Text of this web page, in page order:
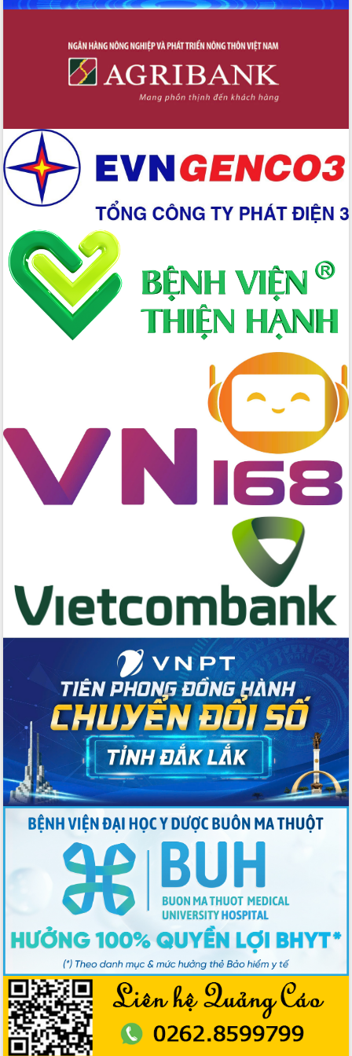
2026-2031
hội và đại biểu HĐND các cấp diễn ra
an toàn, hiệu quả, đúng quy định
Thủ tướng Chính phủ Phạm Minh Chính
kiểm tra, chỉ đạo hoàn thành các dự
án cao tốc và thăm khu tái định cư tại
Sôi nổi Hội đua ngựa truyền thống Gò
Thì Thùng mừng Xuân Bính Ngọ 2026
Lãnh đạo tỉnh dâng hương tưởng niệm
tại Đập Đồng Cam đầu Xuân Bính Ngọ
Ngành nông nghiệp phấn đấu tăng
trưởng đạt 5,86% trong năm 2026
UBND tỉnh Đắk Lắk triển khai công tác
quốc phòng, quân sự địa phương năm
2026
Đắk Lắk tập trung toàn lực khắc phục
tồn tại IUU, sẵn sàng làm việc với
Đoàn thanh tra EC
Kỳ họp Chuyên đề lần thứ Năm, HĐND
tỉnh Đắk Lắk thông qua các nghị quyết
quan trọng
Thống nhất danh sách giới thiệu ứng
cử đại biểu Quốc hội khoá XVI và đại
Hội nghị lần thứ tư Ban Chỉ đạo công
tác bầu cử tỉnh Đắk Lắk
Hội nghị Báo cáo viên Trung ương
tháng 01/2026
Phó Thủ tướng Hồ Quốc Dũng đánh giá
cao kết quả Chiến dịch Quang Trung
tại Đắk Lắk
Hội nghị Ban Chấp hành Đảng bộ tỉnh
Đắk Lắk lần thứ 2 (mở rộng)
Tập trung giải phóng mặt bằng, đẩy
nhanh tiến độ Tuyến đường bộ ven
biển
Gỡ khó, khởi công xây dựng, sửa chữa
toàn bộ nhà ở cho hộ dân đúng tiến độ
đề ra
UBND tỉnh Đắk Lắk tổng kết công tác
quốc phòng, quân sự địa phương năm
Tập trung triển khai quyết liệt, đồng bộ
các giải pháp nhằm thực hiện hiệu quả
các nhiệm vụ đề ra năm 2025
Phát huy vai trò của người có uy tín
trong phòng chống tảo hôn và hôn
nhân cận huyết thống
Nông sản Tây Nguyên thu hút doanh
nghiệp nước ngoài
Đắk Lắk định vị thương hiệu du lịch
“Biển – Rừng – Cà phê” trong không